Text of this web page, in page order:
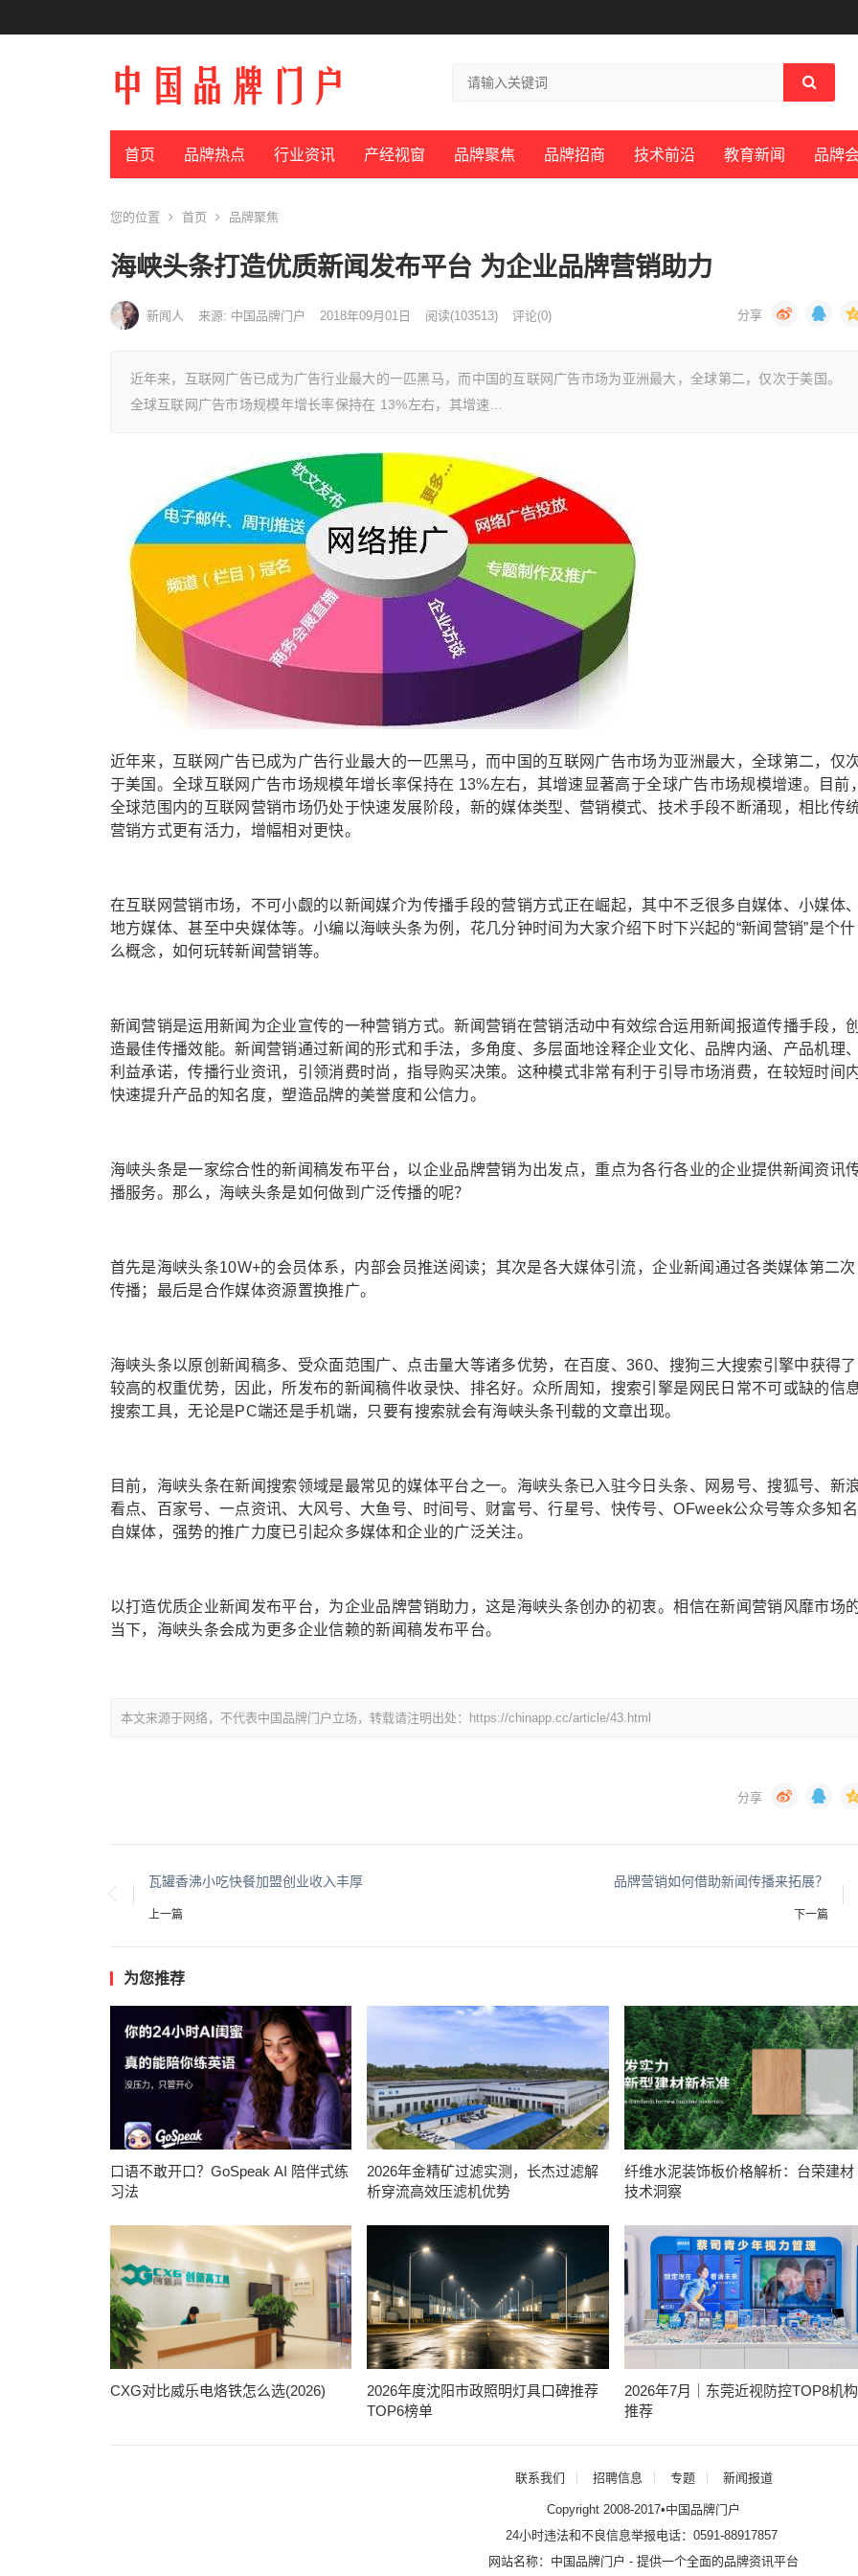
首页 品牌热点 行业资讯 产经视窗 品牌聚焦 品牌招商 技术前沿 教育新闻 品牌
您的位置 首页 品牌聚焦
海峡头条打造优质新闻发布平台 为企业品牌营销助力
新闻人 来源: 中国品牌门户 2018年09月01日 阅读(103513) 评论(0)
近年来，互联网广告已成为广告行业最大的一匹黑马，而中国的互联网广告市场为亚洲最大，全球第二，仅次于美国。
全球互联网广告市场规模年增长率保持在 13%左右，其增速…
近年来，互联网广告已成为广告行业最大的一匹黑马，而中国的互联网广告市场为亚洲最大，全球第二，仅
于美国。全球互联网广告市场规模年增长率保持在 13%左右，其增速显著高于全球广告市场规模增速。目前，
全球范围内的互联网营销市场仍处于快速发展阶段，新的媒体类型、营销模式、技术手段不断涌现，相比传
营销方式更有活力，增幅相对更快。
在互联网营销市场，不可小觑的以新闻媒介为传播手段的营销方式正在崛起，其中不乏很多自媒体、小媒体、
地方媒体、甚至中央媒体等。小编以海峡头条为例，花几分钟时间为大家介绍下时下兴起的“新闻营销”是个什
么概念，如何玩转新闻营销等。
新闻营销是运用新闻为企业宣传的一种营销方式。新闻营销在营销活动中有效综合运用新闻报道传播手段，创
造最佳传播效能。新闻营销通过新闻的形式和手法，多角度、多层面地诠释企业文化、品牌内涵、产品机理、
利益承诺，传播行业资讯，引领消费时尚，指导购买决策。这种模式非常有利于引导市场消费，在较短时间
快速提升产品的知名度，塑造品牌的美誉度和公信力。
海峡头条是一家综合性的新闻稿发布平台，以企业品牌营销为出发点，重点为各行各业的企业提供新闻资讯
播服务。那么，海峡头条是如何做到广泛传播的呢？
首先是海峡头条10W+的会员体系，内部会员推送阅读；其次是各大媒体引流，企业新闻通过各类媒体第二次
传播；最后是合作媒体资源置换推广。
海峡头条以原创新闻稿多、受众面范围广、点击量大等诸多优势，在百度、360、搜狗三大搜索引擎中获得了
较高的权重优势，因此，所发布的新闻稿件收录快、排名好。众所周知，搜索引擎是网民日常不可或缺的信
搜索工具，无论是PC端还是手机端，只要有搜索就会有海峡头条刊载的文章出现。
目前，海峡头条在新闻搜索领域是最常见的媒体平台之一。海峡头条已入驻今日头条、网易号、搜狐号、新
看点、百家号、一点资讯、大风号、大鱼号、时间号、财富号、行星号、快传号、OFweek公众号等众多知名
自媒体，强势的推广力度已引起众多媒体和企业的广泛关注。
以打造优质企业新闻发布平台，为企业品牌营销助力，这是海峡头条创办的初衷。相信在新闻营销风靡市场
当下，海峡头条会成为更多企业信赖的新闻稿发布平台。
本文来源于网络，不代表中国品牌门户立场，转载请注明出处：https://chinapp.cc/article/43.html
瓦罐香沸小吃快餐加盟创业收入丰厚
上一篇
品牌营销如何借助新闻传播来拓展？
下一篇
为您推荐
口语不敢开口？GoSpeak AI 陪伴式练
习法
2026年金精矿过滤实测，长杰过滤解
析穿流高效压滤机优势
纤维水泥装饰板价格解析：台荣建材
技术洞察
CXG对比威乐电烙铁怎么选(2026)
2026年度沈阳市政照明灯具口碑推荐
TOP6榜单
2026年7月｜东莞近视防控TOP8机构
推荐
联系我们 招聘信息 专题 新闻报道
Copyright 2008-2017•中国品牌门户
24小时违法和不良信息举报电话：0591-88917857
网站名称：中国品牌门户 - 提供一个全面的品牌资讯平台